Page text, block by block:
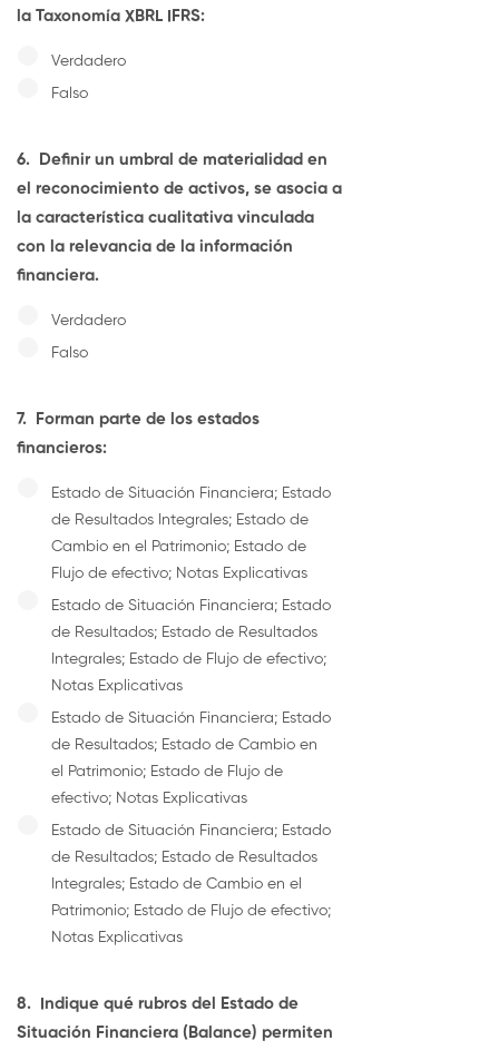
la Taxonomía XBRL IFRS:
Verdadero
Falso
6.
Definir un umbral de materialidad en
el reconocimiento de activos, se asocia a
la característica cualitativa vinculada
con la relevancia de la información
financiera.
Verdadero
Falso
7.
Forman parte de los estados
financieros:
Estado de Situación Financiera; Estado
de Resultados Integrales; Estado de
Cambio en el Patrimonio; Estado de
Flujo de efectivo; Notas Explicativas
Estado de Situación Financiera; Estado
de Resultados; Estado de Resultados
Integrales; Estado de Flujo de efectivo;
Notas Explicativas
Estado de Situación Financiera; Estado
de Resultados; Estado de Cambio en
el Patrimonio; Estado de Flujo de
efectivo; Notas Explicativas
Estado de Situación Financiera; Estado
de Resultados; Estado de Resultados
Integrales; Estado de Cambio en el
Patrimonio; Estado de Flujo de efectivo;
Notas Explicativas
8.
Indique qué rubros del Estado de
Situación Financiera (Balance) permiten